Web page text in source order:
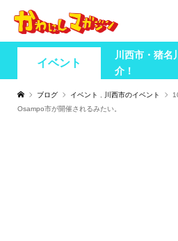
イベント
川西市・猪名
介！
ブログ イベント 川西市のイベント
Osampo市が開催されるみたい。